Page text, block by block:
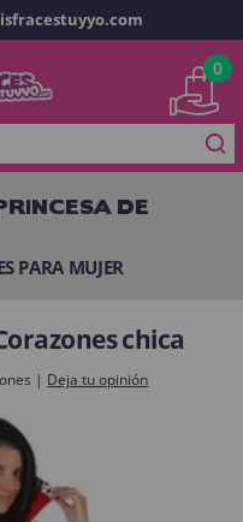
vez
revisar el estado de tus
anteriores.
0
DE
PARA MUJER
chica
| Deja tu opinión